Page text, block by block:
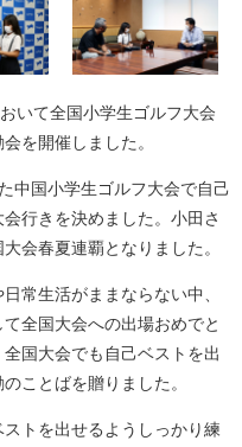
いて全国小学生ゴルフ大会
を開催しました。
中国小学生ゴルフ大会で自己
行きを決めました。小田さ
会春夏連覇となりました。
常生活がままならない中、
全国大会への出場おめでと
国大会でも自己ベストを出
ことばを贈りました。
トを出せるようしっかり練